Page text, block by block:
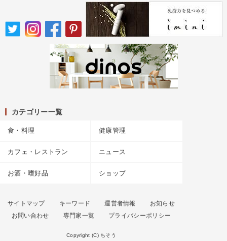
カテゴリー一覧
食・料理 健康管理
カフェ・レストラン ニュース
お酒・嗜好品 ショップ
サイトマップ キーワード 運営者情報
お知らせ
お問い合わせ
専門家一覧 プライバシーポリシー
Copyright (C) ちそう